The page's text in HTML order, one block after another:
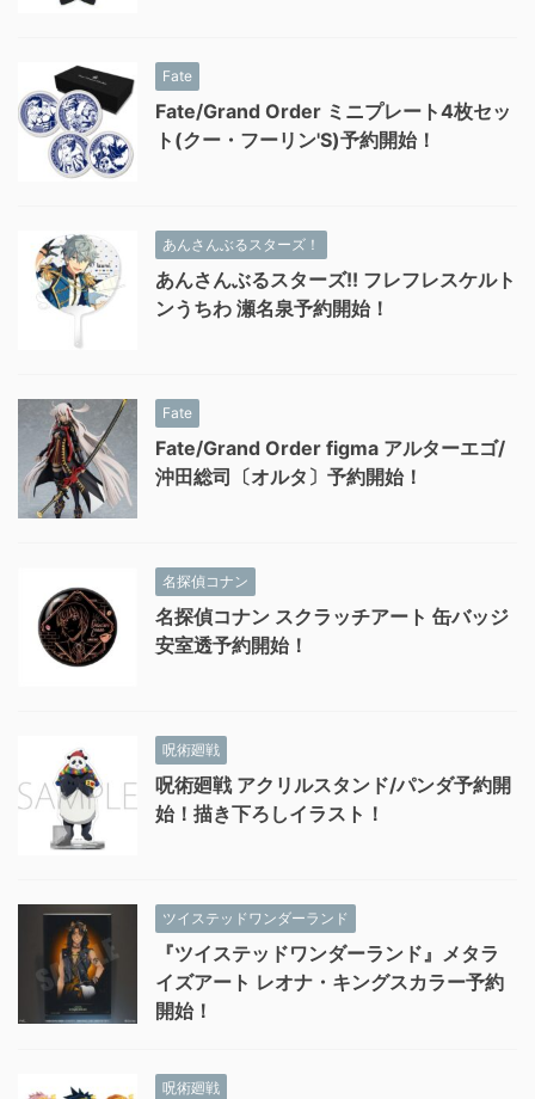
Fate
Fate/Grand Order ミニプレート4枚セッ
ト(クー・フーリン'S)予約開始！
あんさんぶるスターズ！
あんさんぶるスターズ!! フレフレスケルト
ンうちわ 瀬名泉予約開始！
Fate
Fate/Grand Order figma アルターエゴ/
沖田総司〔オルタ〕予約開始！
名探偵コナン
名探偵コナン スクラッチアート 缶バッジ
安室透予約開始！
呪術廻戦
呪術廻戦 アクリルスタンド/パンダ予約開
始！描き下ろしイラスト！
ツイステッドワンダーランド
『ツイステッドワンダーランド』メタラ
イズアート レオナ・キングスカラー予約
開始！
呪術廻戦